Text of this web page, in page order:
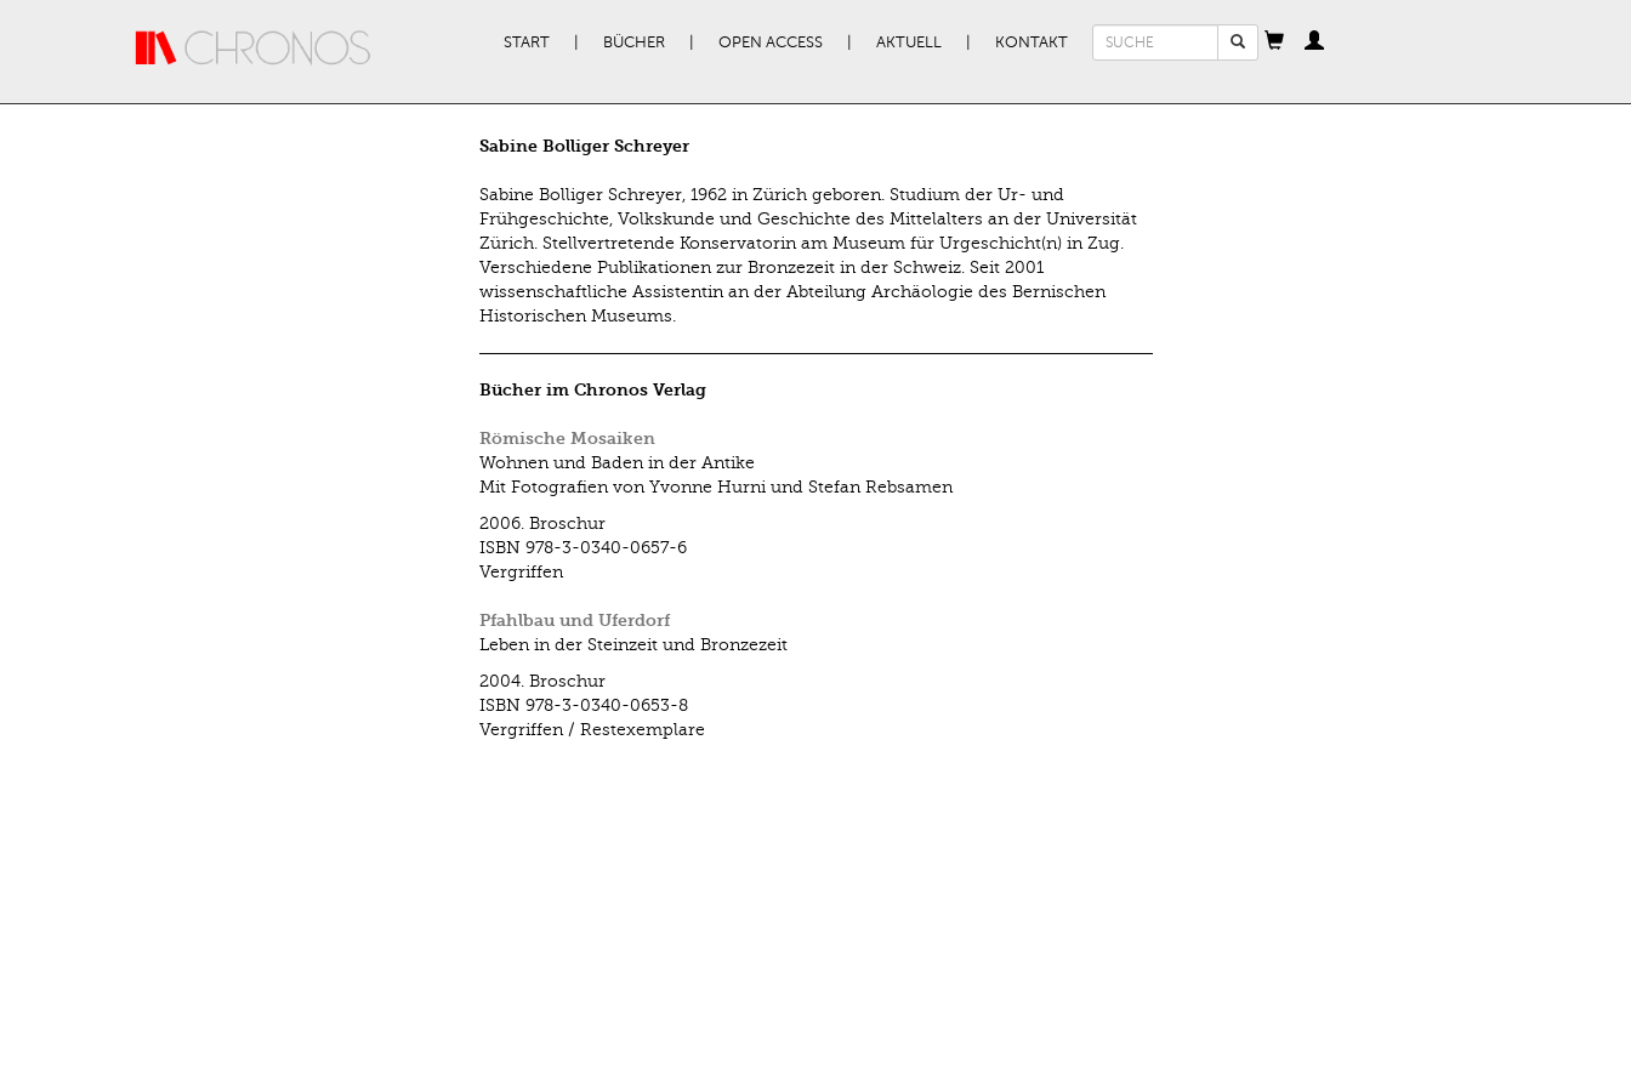
START BÜCHER OPEN ACCESS AKTUELL KONTAKT
Suchformular
Sabine Bolliger Schreyer
Sabine Bolliger Schreyer, 1962 in Zürich geboren. Studium der Ur- und
Frühgeschichte, Volkskunde und Geschichte des Mittelalters an der Universität
Zürich. Stellvertretende Konservatorin am Museum für Urgeschicht(n) in Zug.
Verschiedene Publikationen zur Bronzezeit in der Schweiz. Seit 2001
wissenschaftliche Assistentin an der Abteilung Archäologie des Bernischen
Historischen Museums.
Bücher im Chronos Verlag
Römische Mosaiken
Wohnen und Baden in der Antike
Mit Fotografien von Yvonne Hurni und Stefan Rebsamen
2006. Broschur
ISBN 978-3-0340-0657-6
Vergriffen
Pfahlbau und Uferdorf
Leben in der Steinzeit und Bronzezeit
2004. Broschur
ISBN 978-3-0340-0653-8
Vergriffen / Restexemplare